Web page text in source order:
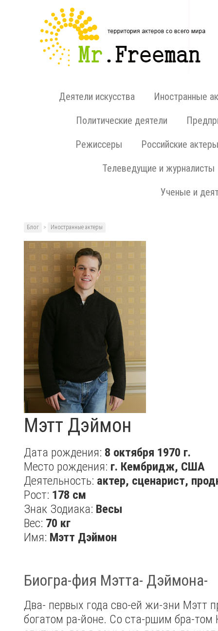
Деятели искусства Иностранные
Политические деятели
Режиссеры Российские актеры
Телеведущие и журналисты
Ученые и
Блог > Иностранные актеры
Мэтт Дэймон
Дата рождения: 8 октября 1970 г.
Место рождения: г. Кембридж, США
Деятельность: актер, сценарист,
Рост: 178 см
Знак Зодиака: Весы
Вес: 70 кг
Имя: Мэтт Дэймон
Биогра-фия Мэтта- Дэймона-
Два- первых года сво-ей жи-зни Мэтт
богатом ра-йоне. Со ста-ршим бра-том